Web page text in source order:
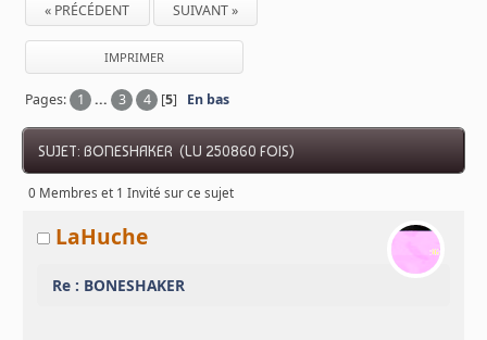
« PRÉCÉDENT SUIVANT »
IMPRIMER
Pages: 1 ... 3 4 [5] En bas
SUJET: BONESHAKER (LU 250860 FOIS)
0 Membres et 1 Invité sur ce sujet
LaHuche
Re : BONESHAKER